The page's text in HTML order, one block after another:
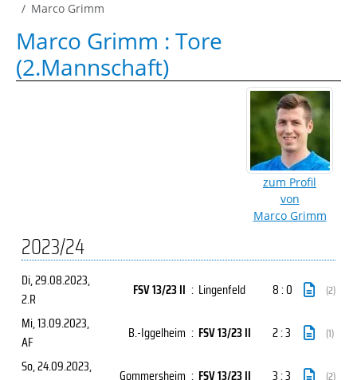
Marco Grimm
Marco Grimm : Tore
(2.Mannschaft)
zum Profil
von
Marco Grimm
2023/24
Di, 29.08.2023,
2.R
FSV 13/23 II : Lingenfeld 8 : 0 (2)
Mi, 13.09.2023,
AF
B.-Iggelheim : FSV 13/23 II 2 : 3 (1)
So, 24.09.2023,
Gommersheim : FSV 13/23 II 3 : 3 (2)